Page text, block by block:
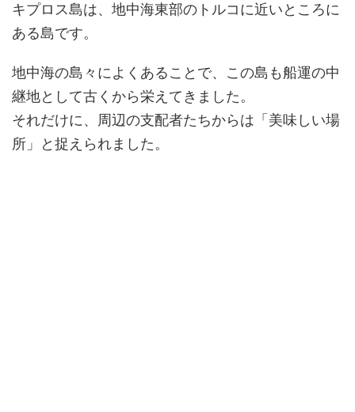
キプロス島は、地中海東部のトルコに近いところに
ある島です。
地中海の島々によくあることで、この島も船運の中
継地として古くから栄えてきました。
それだけに、周辺の支配者たちからは「美味しい場
所」と捉えられました。